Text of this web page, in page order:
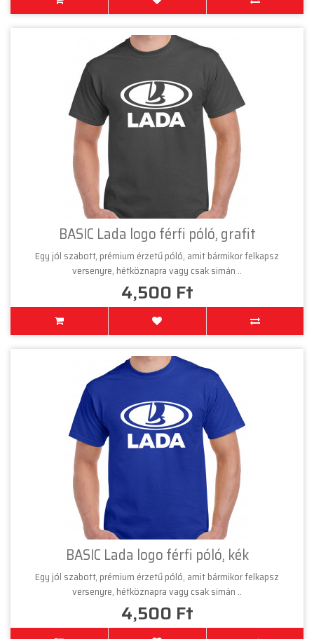
BASIC Lada logo férfi póló, grafit
Egy jól szabott, prémium érzetű póló, amit bármikor felkapsz
versenyre, hétköznapra vagy csak simán ..
4,500 Ft
BASIC Lada logo férfi póló, kék
Egy jól szabott, prémium érzetű póló, amit bármikor felkapsz
versenyre, hétköznapra vagy csak simán ..
4,500 Ft